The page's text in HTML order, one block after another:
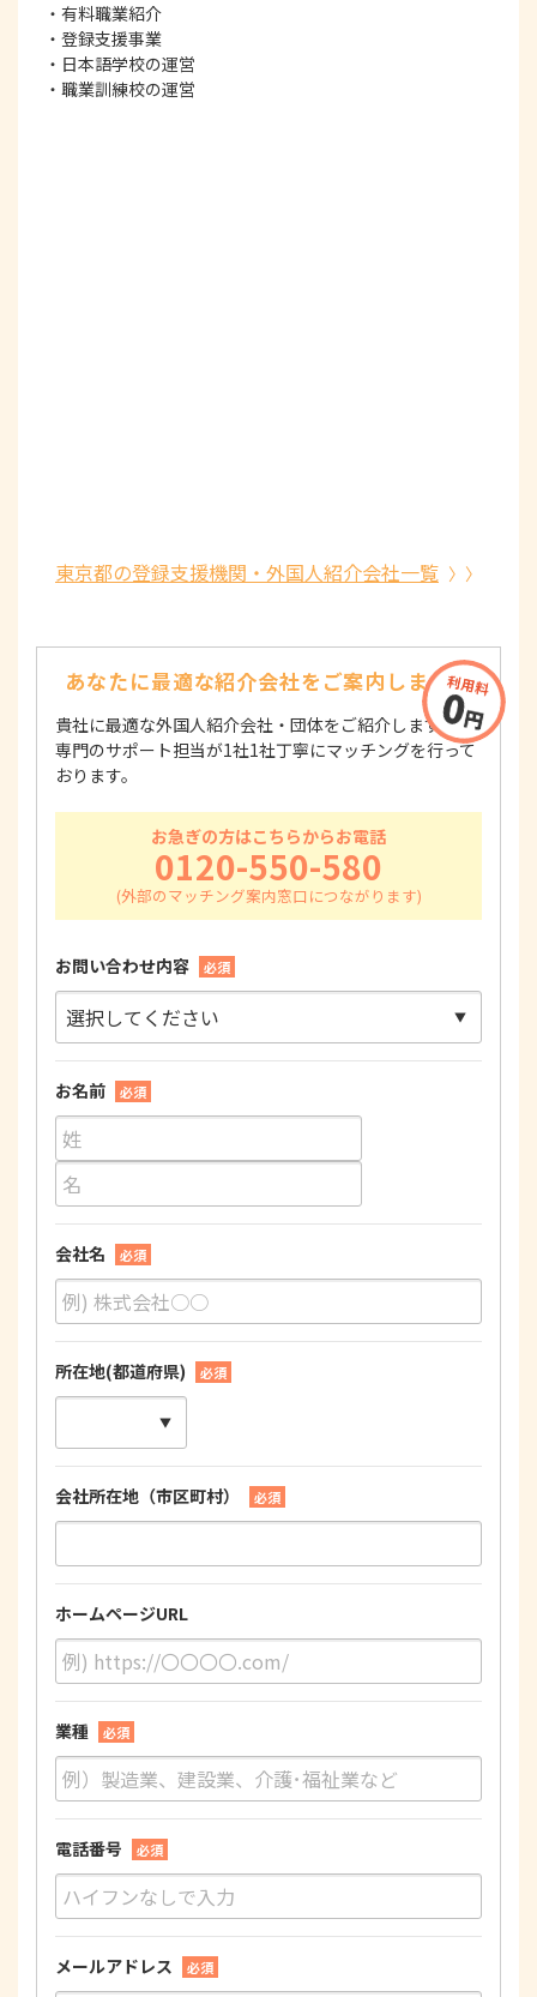
・有料職業紹介
・登録支援事業
・日本語学校の運営
・職業訓練校の運営
東京都の登録支援機関・外国人紹介会社一覧
あなたに最適な紹介会社をご案内します！
貴社に最適な外国人紹介会社・団体をご紹介します！
専門のサポート担当が1社1社丁寧にマッチングを行って
おります。
お急ぎの方はこちらからお電話
0120-550-580
お問い合わせ内容 必須
お名前 必須
会社名 必須
所在地(都道府県) 必須
会社所在地（市区町村） 必須
ホームページURL
業種 必須
電話番号 必須
メールアドレス 必須